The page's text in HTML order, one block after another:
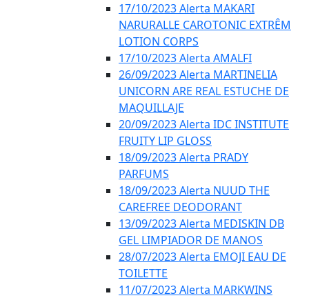
17/10/2023 Alerta MAKARI
NARURALLE CAROTONIC EXTRÊM
LOTION CORPS
17/10/2023 Alerta AMALFI
26/09/2023 Alerta MARTINELIA
UNICORN ARE REAL ESTUCHE DE
MAQUILLAJE
20/09/2023 Alerta IDC INSTITUTE
FRUITY LIP GLOSS
18/09/2023 Alerta PRADY
PARFUMS
18/09/2023 Alerta NUUD THE
CAREFREE DEODORANT
13/09/2023 Alerta MEDISKIN DB
GEL LIMPIADOR DE MANOS
28/07/2023 Alerta EMOJI EAU DE
TOILETTE
11/07/2023 Alerta MARKWINS